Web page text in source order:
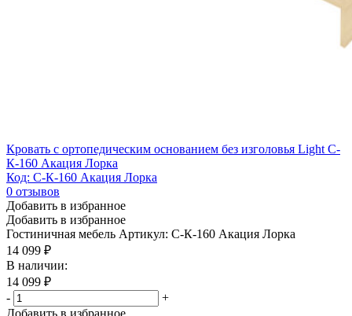
Кровать с ортопедическим основанием без изголовья Light С-
К-160 Акация Лорка
Код: С-К-160 Акация Лорка
0 отзывов
Добавить в избранное
Добавить в избранное
Гостиничная мебель Артикул: С-К-160 Акация Лорка
14 099 ₽
В наличии:
14 099 ₽
-
+
Добавить в избранное